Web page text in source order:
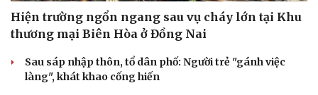
Làm đẹp - giảm cân
Phòng mạch online
Ăn sạch sống khỏe
Hiện trường ngổn ngang sau vụ cháy lớn tại Khu
thương mại Biên Hòa ở Đồng Nai
Sau sáp nhập thôn, tổ dân phố: Người trẻ "gánh việc
làng", khát khao cống hiến